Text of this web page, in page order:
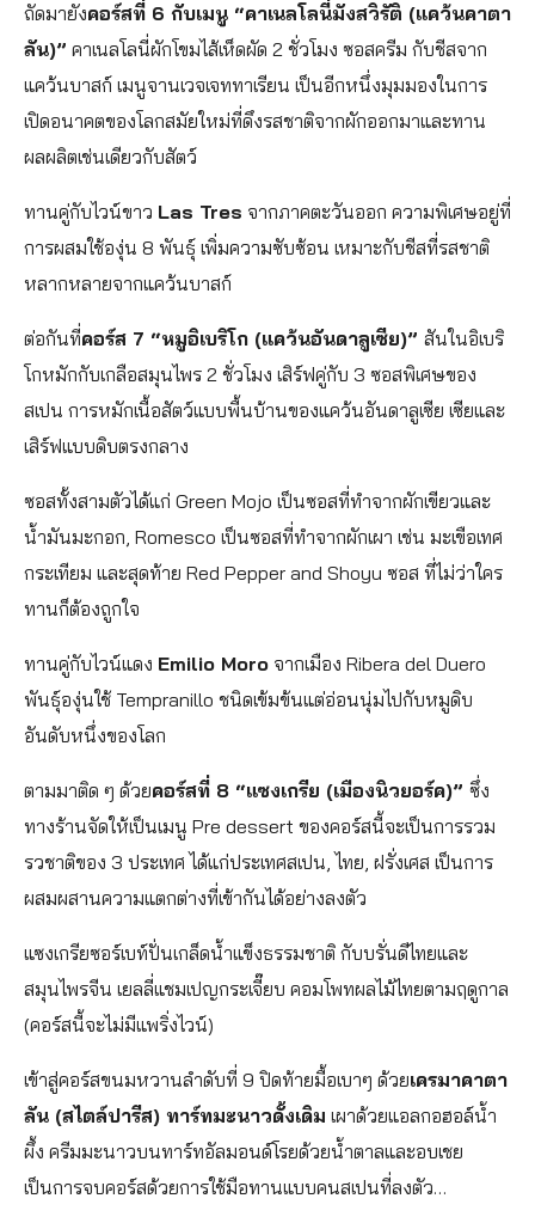
ถัดมายังคอร์สที่ 6 กับเมนู “คาเนลโลนี่มังสวิรัติ (แคว้นคาตา
ลัน)” คาเนลโลนี่ผักโขมไส้เห็ดผัด 2 ชั่วโมง ซอสครีม กับชีสจาก
แคว้นบาสก์ เมนูจานเวจเจททาเรียน เป็นอีกหนึ่งมุมมองในการ
เปิดอนาคตของโลกสมัยใหม่ที่ดึงรสชาติจากผักออกมาและทาน
ผลผลิตเช่นเดียวกับสัตว์
ทานคู่กับไวน์ขาว Las Tres จากภาคตะวันออก ความพิเศษอยู่ที่
การผสมใช้องุ่น 8 พันธุ์ เพิ่มความซับซ้อน เหมาะกับชีสที่รสชาติ
หลากหลายจากแคว้นบาสก์
ต่อกันที่คอร์ส 7 “หมูอิเบริโก (แคว้นอันดาลูเซีย)” สันในอิเบริ
โกหมักกับเกลือสมุนไพร 2 ชั่วโมง เสิร์ฟคู่กับ 3 ซอสพิเศษของ
สเปน การหมักเนื้อสัตว์แบบพื้นบ้านของแคว้นอันดาลูเซีย เซียและ
เสิร์ฟแบบดิบตรงกลาง
ซอสทั้งสามตัวได้แก่ Green Mojo เป็นซอสที่ทำจากผักเขียวและ
น้ำมันมะกอก, Romesco เป็นซอสที่ทำจากผักเผา เช่น มะเขือเทศ
กระเทียม และสุดท้าย Red Pepper and Shoyu ซอส ที่ไม่ว่าใคร
ทานก็ต้องถูกใจ
ทานคู่กับไวน์แดง Emilio Moro จากเมือง Ribera del Duero
พันธุ์องุ่นใช้ Tempranillo ชนิดเข้มข้นแต่อ่อนนุ่มไปกับหมูดิบ
อันดับหนึ่งของโลก
ตามมาติด ๆ ด้วยคอร์สที่ 8 “แซงเกรีย (เมืองนิวยอร์ค)” ซึ่ง
ทางร้านจัดให้เป็นเมนู Pre dessert ของคอร์สนี้จะเป็นการรวม
รวชาติของ 3 ประเทศ ได้แก่ประเทศสเปน, ไทย, ฝรั่งเศส เป็นการ
ผสมผสานความแตกต่างที่เข้ากันได้อย่างลงตัว
แซงเกรียซอร์เบท์ปั่นเกล็ดน้ำแข็งธรรมชาติ กับบรั่นดีไทยและ
สมุนไพรจีน เยลลี่แชมเปญกระเจี๊ยบ คอมโพทผลไม้ไทยตามฤดูกาล
(คอร์สนี้จะไม่มีแพริ่งไวน์)
เข้าสู่คอร์สขนมหวานลำดับที่ 9 ปิดท้ายมื้อเบาๆ ด้วยเครมาคาตา
ลัน (สไตล์ปารีส) ทาร์ทมะนาวดั้งเดิม เผาด้วยแอลกอฮอล์น้ำ
ผึ้ง ครีมมะนาวบนทาร์ทอัลมอนด์โรยด้วยน้ำตาลและอบเชย
เป็นการจบคอร์สด้วยการใช้มือทานแบบคนสเปนที่ลงตัว…